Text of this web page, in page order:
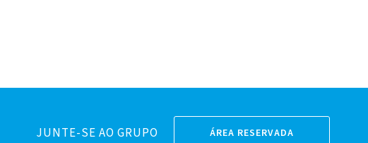
JUNTE-SE AO GRUPO ÁREA RESERVADA